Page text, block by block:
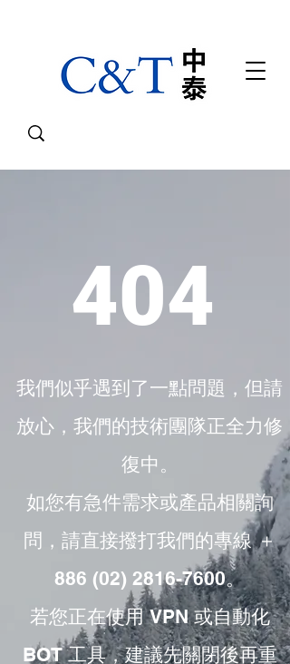
404
我們似乎遇到了一點問題，但請
放心，我們的技術團隊正全力修
復中。
如您有急件需求或產品相關詢
問，請直接撥打我們的專線 ＋
886 (02) 2816-7600。
若您正在使用 VPN 或自動化
BOT 工具，建議先關閉後再重